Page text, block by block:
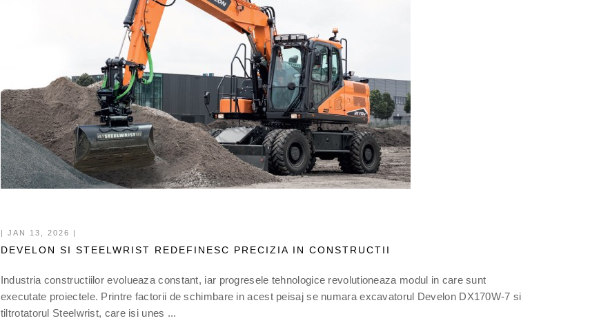
| JAN 13, 2026 |
DEVELON SI STEELWRIST REDEFINESC PRECIZIA IN CONSTRUCTII
Industria constructiilor evolueaza constant, iar progresele tehnologice revolutioneaza modul in care sunt
executate proiectele. Printre factorii de schimbare in acest peisaj se numara excavatorul Develon DX170W-7 si
tiltrotatorul Steelwrist, care isi unes ...